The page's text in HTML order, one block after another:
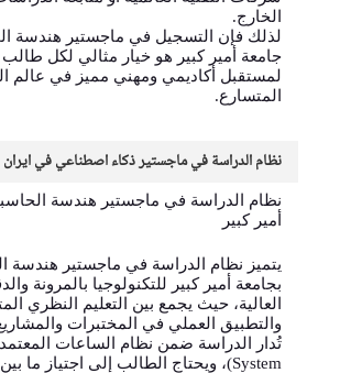
الخارج.
لذلك فإن التسجيل في ماجستير هندسة
جامعة أمير كبير هو خيار مثالي لكل
لمستقبل أكاديمي ومهني مميز في عالم
المتسارع.
نظام الدراسة في ماجستير ذكاء اصطناعي في ايران
نظام الدراسة في ماجستير هندسة
أمير كبير
يتميز نظام الدراسة في ماجستير هندسة
بجامعة أمير كبير للتكنولوجيا بالمرونة
العالية، حيث يجمع بين التعليم النظري
والتطبيق العملي في المختبرات